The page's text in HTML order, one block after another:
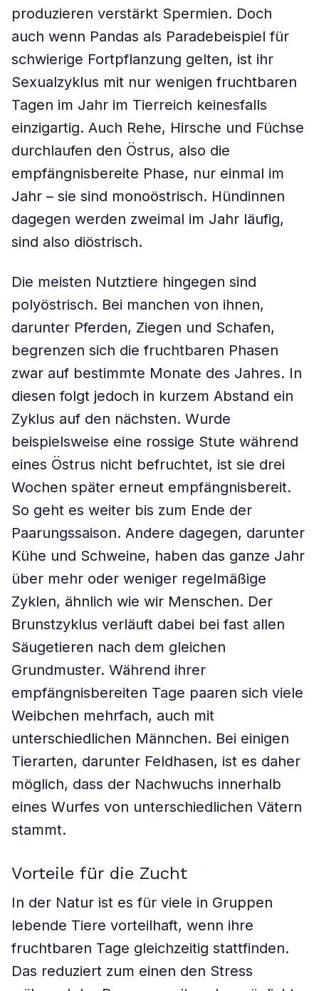
produzieren verstärkt Spermien. Doch
auch wenn Pandas als Paradebeispiel für
schwierige Fortpflanzung gelten, ist ihr
Sexualzyklus mit nur wenigen fruchtbaren
Tagen im Jahr im Tierreich keinesfalls
einzigartig. Auch Rehe, Hirsche und Füchse
durchlaufen den Östrus, also die
empfängnisbereite Phase, nur einmal im
Jahr – sie sind monoöstrisch. Hündinnen
dagegen werden zweimal im Jahr läufig,
sind also diöstrisch.
Die meisten Nutztiere hingegen sind
polyöstrisch. Bei manchen von ihnen,
darunter Pferden, Ziegen und Schafen,
begrenzen sich die fruchtbaren Phasen
zwar auf bestimmte Monate des Jahres. In
diesen folgt jedoch in kurzem Abstand ein
Zyklus auf den nächsten. Wurde
beispielsweise eine rossige Stute während
eines Östrus nicht befruchtet, ist sie drei
Wochen später erneut empfängnisbereit.
So geht es weiter bis zum Ende der
Paarungssaison. Andere dagegen, darunter
Kühe und Schweine, haben das ganze Jahr
über mehr oder weniger regelmäßige
Zyklen, ähnlich wie wir Menschen. Der
Brunstzyklus verläuft dabei bei fast allen
Säugetieren nach dem gleichen
Grundmuster. Während ihrer
empfängnisbereiten Tage paaren sich viele
Weibchen mehrfach, auch mit
unterschiedlichen Männchen. Bei einigen
Tierarten, darunter Feldhasen, ist es daher
möglich, dass der Nachwuchs innerhalb
eines Wurfes von unterschiedlichen Vätern
stammt.
Vorteile für die Zucht
In der Natur ist es für viele in Gruppen
lebende Tiere vorteilhaft, wenn ihre
fruchtbaren Tage gleichzeitig stattfinden.
Das reduziert zum einen den Stress